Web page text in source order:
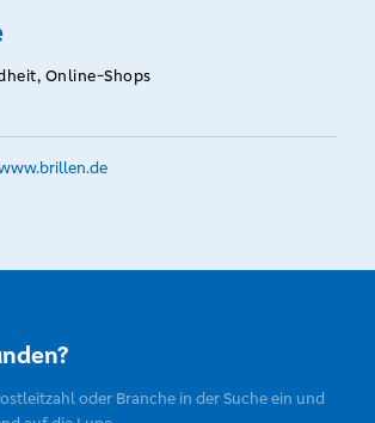
Online-Shops
oder Branche in der Suche ein und